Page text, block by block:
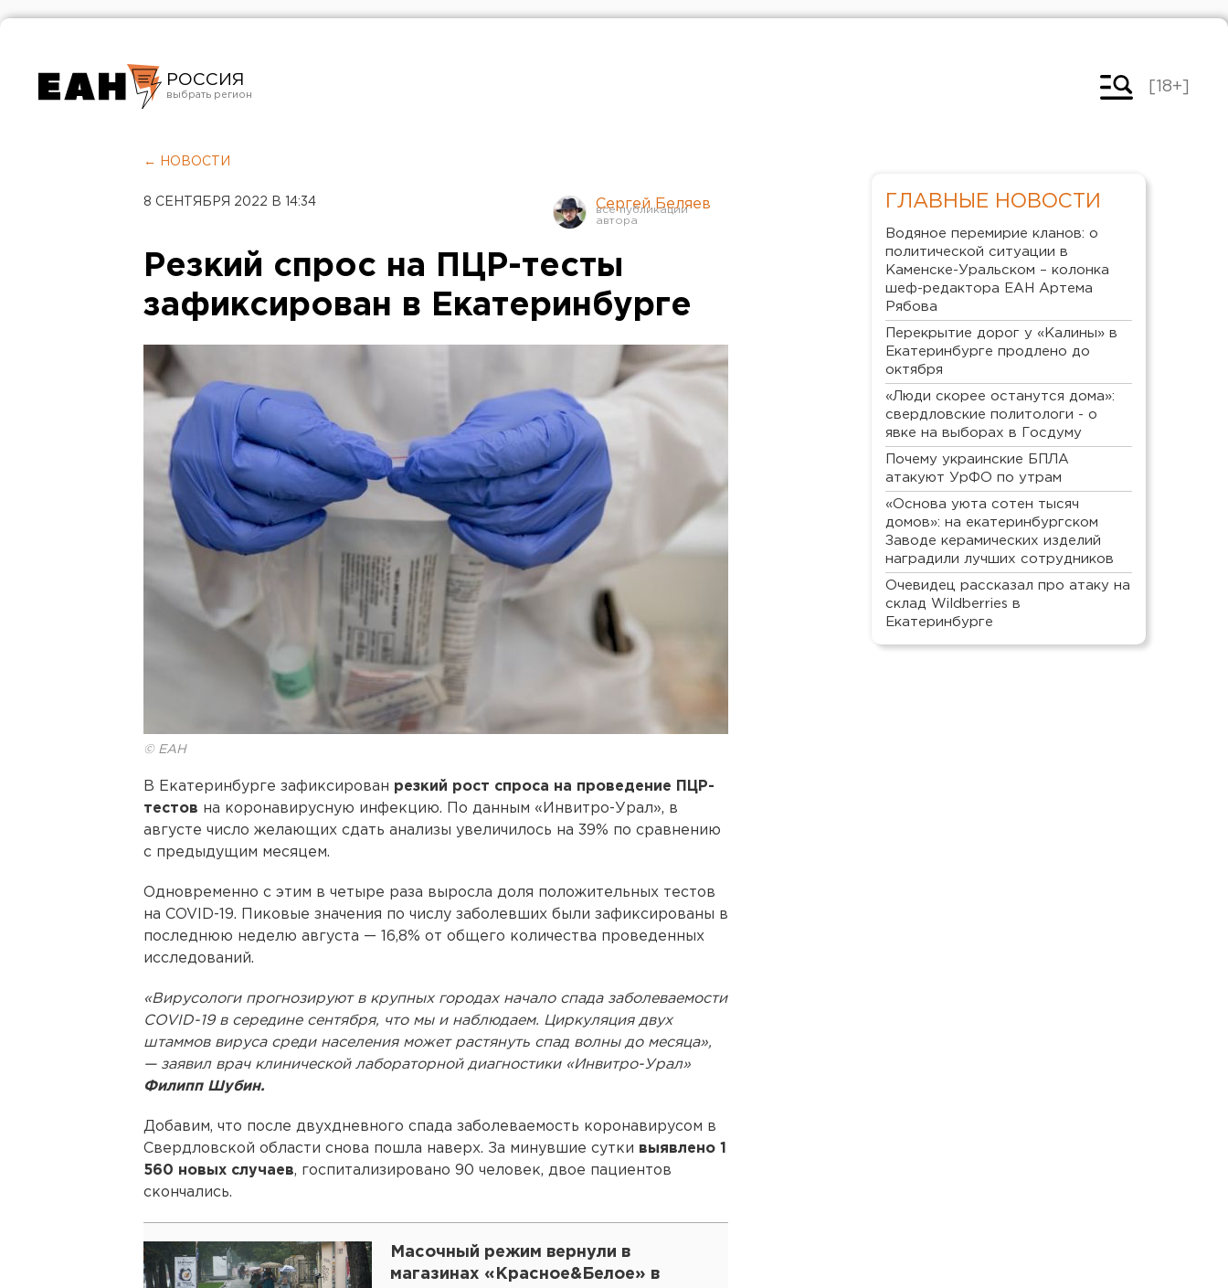
РОССИЯ
Челябинск
[18+]
← НОВОСТИ
8 СЕНТЯБРЯ 2022 В 14:34 Сергей Беляев
Резкий спрос на ПЦР-тесты
зафиксирован в Екатеринбурге
© ЕАН
В Екатеринбурге зафиксирован резкий рост спроса на проведение ПЦР-
тестов на коронавирусную инфекцию. По данным «Инвитро-Урал», в
августе число желающих сдать анализы увеличилось на 39% по сравнению
с предыдущим месяцем.
Одновременно с этим в четыре раза выросла доля положительных тестов
на COVID-19. Пиковые значения по числу заболевших были зафиксированы в
последнюю неделю августа — 16,8% от общего количества проведенных
исследований.
«Вирусологи прогнозируют в крупных городах начало спада заболеваемости
COVID-19 в середине сентября, что мы и наблюдаем. Циркуляция двух
штаммов вируса среди населения может растянуть спад волны до месяца»,
— заявил врач клинической лабораторной диагностики «Инвитро-Урал»
Филипп Шубин.
Добавим, что после двухдневного спада заболеваемость коронавирусом в
Свердловской области снова пошла наверх. За минувшие сутки выявлено 1
560 новых случаев, госпитализировано 90 человек, двое пациентов
скончались.
Масочный режим вернули в
магазинах «Красное&Белое» в
ГЛАВНЫЕ НОВОСТИ
Водяное перемирие кланов: о
политической ситуации в
Каменске-Уральском – колонка
шеф-редактора ЕАН Артема
Рябова
Перекрытие дорог у «Калины» в
Екатеринбурге продлено до
октября
«Люди скорее останутся дома»:
свердловские политологи - о
явке на выборах в Госдуму
Почему украинские БПЛА
атакуют УрФО по утрам
«Основа уюта сотен тысяч
домов»: на екатеринбургском
Заводе керамических изделий
наградили лучших сотрудников
Очевидец рассказал про атаку на
склад Wildberries в
Екатеринбурге